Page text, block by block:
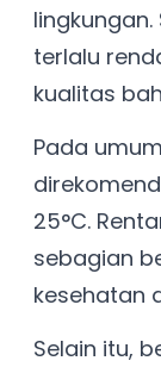
terlalu
kualitas
Pada
25°C.
sebagian
kesehatan
Selain itu,